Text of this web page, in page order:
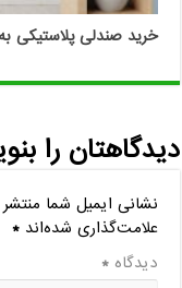
خرید صندلی پلاستیکی
دیدگاهتان را
نشانی ایمیل شما
علامت‌گذاری شده‌اند*
دیدگاه*